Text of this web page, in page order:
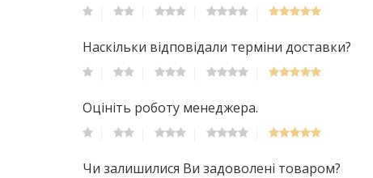
Наскільки відповідали терміни доставки?
Оцініть роботу менеджера.
Чи залишилися Ви задоволені товаром?